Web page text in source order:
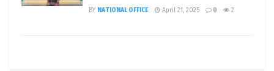
BY NATIONAL OFFICE April 21, 2025 0 2